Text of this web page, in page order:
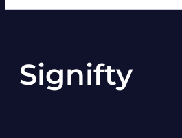
Signifty